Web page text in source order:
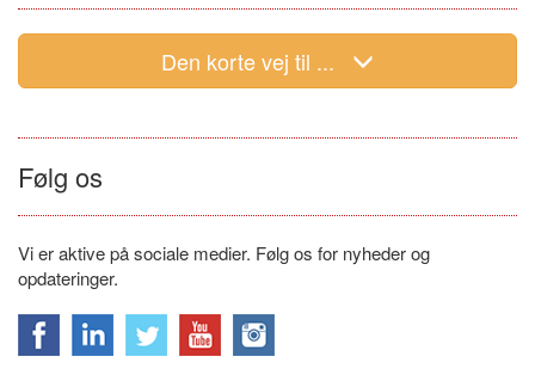
Den korte vej til ...
Følg os
Vi er aktive på sociale medier. Følg os for nyheder og
opdateringer.